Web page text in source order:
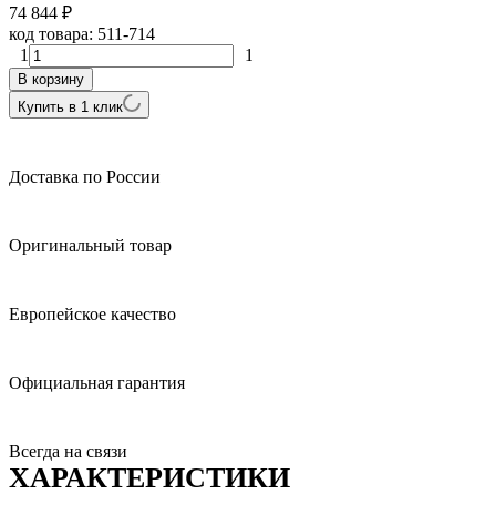
74 844 ₽
код товара: 511-714
1
1
В корзину
Купить в 1 клик
Доставка по России
Оригинальный товар
Европейское качество
Официальная гарантия
Всегда на связи
ХАРАКТЕРИСТИКИ